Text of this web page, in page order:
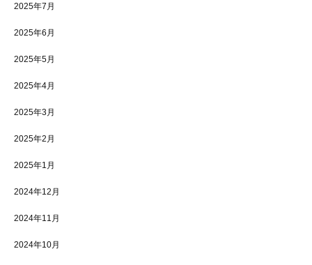
2025年7月
2025年6月
2025年5月
2025年4月
2025年3月
2025年2月
2025年1月
2024年12月
2024年11月
2024年10月